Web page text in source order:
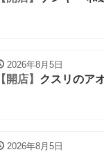
2026年8月5日
【開店】 クスリのア
2026年8月5日